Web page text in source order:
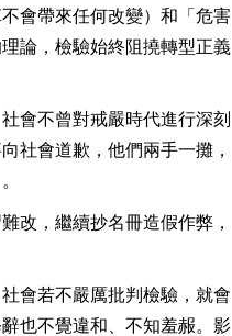
會帶來任何改變）和「危害
論，檢驗始終阻撓轉型正義
會不曾對戒嚴時代進行深刻
社會道歉，他們兩手一攤，
改，繼續抄名冊造假作弊，
會若不嚴厲批判檢驗，就會
也不覺違和、不知羞赧。影